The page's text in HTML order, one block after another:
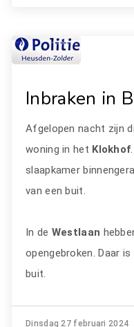
Inbraken in
Afgelopen nacht zijn
woning in het Klokhof
slaapkamer
van een buit.
In de Westlaan
opengebroken. Daar
buit.
Dinsdag 27 februari 2024